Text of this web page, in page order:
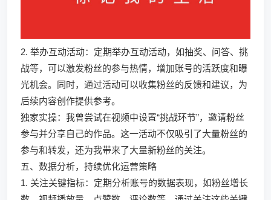
2. 举办互动活动：定期举办互动活动，如抽奖、问答、挑
战等，可以激发粉丝的参与热情，增加账号的活跃度和曝
光机会。同时，通过活动可以收集粉丝的反馈和建议，为
后续内容创作提供参考。
独家实操：我曾尝试在视频中设置“挑战环节”，邀请粉丝
参与并分享自己的作品。这一活动不仅吸引了大量粉丝的
参与和转发，还为我带来了大量新粉丝的关注。
五、数据分析，持续优化运营策略
1. 关注关键指标：定期分析账号的数据表现，如粉丝增长